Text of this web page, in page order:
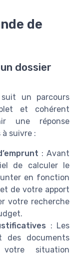
de
dossier
un parcours
et cohérent
une réponse
suivre :
: Avant
de calculer le
en fonction
de votre apport
votre recherche
: Les
des documents
situation